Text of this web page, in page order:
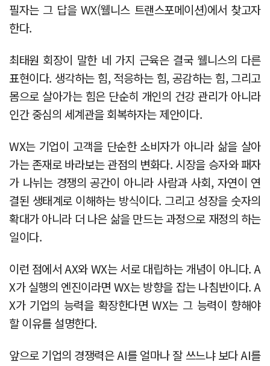
필자는 그 답을 WX(웰니스 트랜스포메이션)에서 찾고자
한다.
최태원 회장이 말한 네 가지 근육은 결국 웰니스의 다른
표현이다. 생각하는 힘, 적응하는 힘, 공감하는 힘, 그리고
몸으로 살아가는 힘은 단순히 개인의 건강 관리가 아니라
인간 중심의 세계관을 회복하자는 제안이다.
WX는 기업이 고객을 단순한 소비자가 아니라 삶을 살아
가는 존재로 바라보는 관점의 변화다. 시장을 승자와 패자
가 나뉘는 경쟁의 공간이 아니라 사람과 사회, 자연이 연
결된 생태계로 이해하는 방식이다. 그리고 성장을 숫자의
확대가 아니라 더 나은 삶을 만드는 과정으로 재정의 하는
일이다.
이런 점에서 AX와 WX는 서로 대립하는 개념이 아니다. A
X가 실행의 엔진이라면 WX는 방향을 잡는 나침반이다. A
X가 기업의 능력을 확장한다면 WX는 그 능력이 향해야
할 이유를 설명한다.
앞으로 기업의 경쟁력은 AI를 얼마나 잘 쓰느냐 보다 AI를